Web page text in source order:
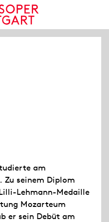
am
Zu seinem Diplom
Lehmann-Medaille
Mozarteum
er sein Debüt am